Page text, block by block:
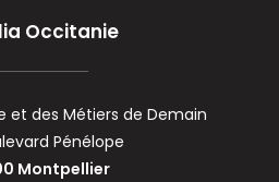
Occitanie
et des Métiers de Demain
Pénélope
Montpellier